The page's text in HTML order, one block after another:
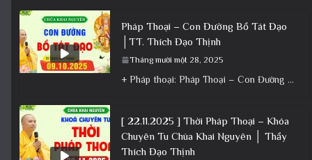
Pháp Thoại – Con Đường Bồ Tát Đạo
│TT. Thích Đạo Thịnh
Tháng mười một 28, 2025
+ Pháp thoại: Pháp Thoại – Con Đường Bồ Tát Đạo │TT. Thích Đạo Thịnh + Album: Pháp Thoại +
[ 22.11.2025 ] Thời Pháp Thoại – Khóa
Chuyên Tu Chùa Khai Nguyên │ Thầy
Thích Đạo Thịnh